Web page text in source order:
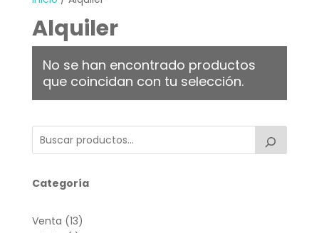
Alquiler
No se han encontrado productos
que coincidan con tu selección.
Categoría
Venta 1313